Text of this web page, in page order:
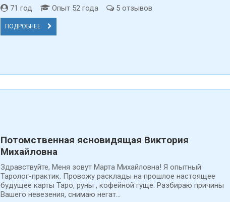
71 год
Опыт 52 года 5 отзывов
ПОДРОБНЕЕ
Потомственная ясновидящая Виктория
Михайловна
Здравствуйте, Меня зовут Марта Михайловна! Я опытный
Таролог-практик. Провожу расклады на прошлое настоящее
будущее карты Таро, руны , кофейной гуще. Разбираю причины
Вашего невезения, снимаю негат...